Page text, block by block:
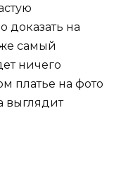
доказать на
самый
ничего
платье на фото
выглядит